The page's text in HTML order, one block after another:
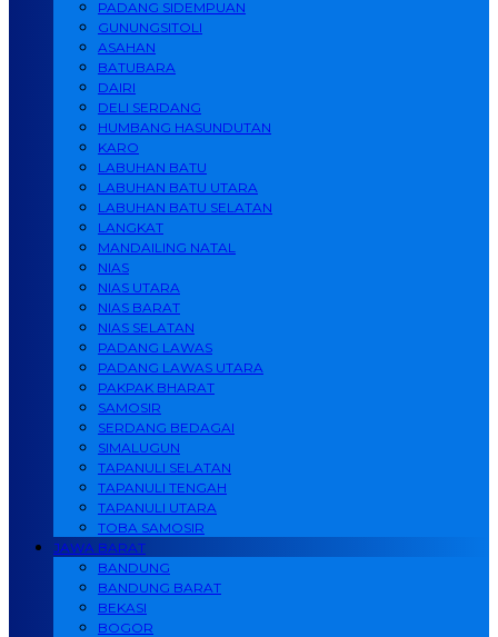
PADANG SIDEMPUAN
GUNUNGSITOLI
ASAHAN
BATUBARA
DAIRI
DELI SERDANG
HUMBANG HASUNDUTAN
KARO
LABUHAN BATU
LABUHAN BATU UTARA
LABUHAN BATU SELATAN
LANGKAT
MANDAILING NATAL
NIAS
NIAS UTARA
NIAS BARAT
NIAS SELATAN
PADANG LAWAS
PADANG LAWAS UTARA
PAKPAK BHARAT
SAMOSIR
SERDANG BEDAGAI
SIMALUGUN
TAPANULI SELATAN
TAPANULI TENGAH
TAPANULI UTARA
TOBA SAMOSIR
JAWA BARAT
BANDUNG
BANDUNG BARAT
BEKASI
BOGOR